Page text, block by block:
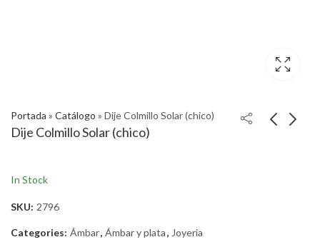
Portada » Catálogo » Dije Colmillo Solar (chico)
Dije Colmillo Solar (chico)
In Stock
SKU: 2796
Categories: Ámbar, Ámbar y plata, Joyeria